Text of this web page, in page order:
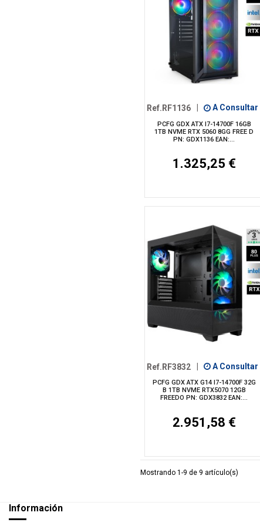
Ref.RF1136 A Consultar
PCFG GDX ATX I7-14700F 16GB
1TB NVME RTX 5060 8GG FREE D
PN: GDX1136 EAN:...
1.325,25 €
Ref.RF3832 A Consultar
PCFG GDX ATX G14 I7-14700F 32G
B 1TB NVME RTX5070 12GB
FREEDO PN: GDX3832 EAN:...
2.951,58 €
Mostrando 1-9 de 9 artículo(s)
Información